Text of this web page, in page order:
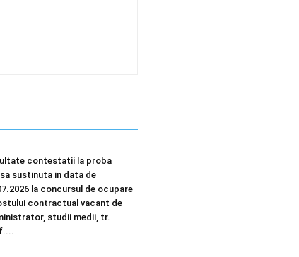
contestatii la proba
sustinuta in data de
la concursul de ocupare
contractual vacant de
studii medii, tr.